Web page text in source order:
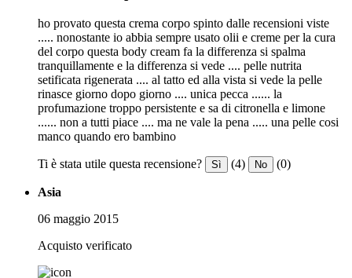
ho provato questa crema corpo spinto dalle recensioni viste
..... nonostante io abbia sempre usato olii e creme per la cura
del corpo questa body cream fa la differenza si spalma
tranquillamente e la differenza si vede .... pelle nutrita
setificata rigenerata .... al tatto ed alla vista si vede la pelle
rinasce giorno dopo giorno .... unica pecca ...... la
profumazione troppo persistente e sa di citronella e limone
...... non a tutti piace .... ma ne vale la pena ..... una pelle cosi
manco quando ero bambino
Ti è stata utile questa recensione? Sì (4) No (0)
Asia
06 maggio 2015
Acquisto verificato